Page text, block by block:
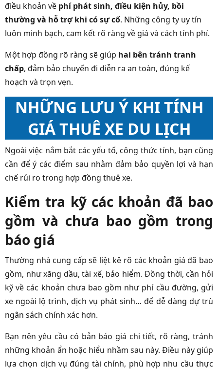
điều khoản về phí phát sinh, điều kiện hủy, bồi
thường và hỗ trợ khi có sự cố. Những công ty uy tín
luôn minh bạch, cam kết rõ ràng về giá và cách tính phí.
Một hợp đồng rõ ràng sẽ giúp hai bên tránh tranh
chấp, đảm bảo chuyến đi diễn ra an toàn, đúng kế
hoạch và trọn vẹn.
NHỮNG LƯU Ý KHI TÍNH
GIÁ THUÊ XE DU LỊCH
Ngoài việc nắm bắt các yếu tố, công thức tính, bạn cũng
cần để ý các điểm sau nhằm đảm bảo quyền lợi và hạn
chế rủi ro trong hợp đồng thuê xe.
Kiểm tra kỹ các khoản đã bao
gồm và chưa bao gồm trong
báo giá
Thường nhà cung cấp sẽ liệt kê rõ các khoản giá đã bao
gồm, như xăng dầu, tài xế, bảo hiểm. Đồng thời, cần hỏi
kỹ về các khoản chưa bao gồm như phí cầu đường, gửi
xe ngoài lộ trình, dịch vụ phát sinh… để dễ dàng dự trù
ngân sách chính xác hơn.
Bạn nên yêu cầu có bản báo giá chi tiết, rõ ràng, tránh
những khoản ẩn hoặc hiểu nhầm sau này. Điều này giúp
lựa chọn dịch vụ đúng tài chính, phù hợp nhu cầu thực